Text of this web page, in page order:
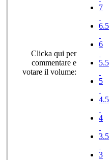
Clicka qui per
commentare e
votare il volume:
7
6.5
6
5.5
5
4.5
4
3.5
3